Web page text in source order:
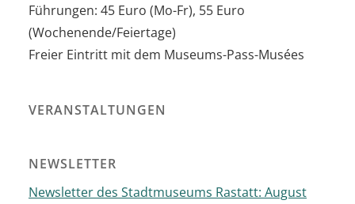
Führungen: 45 Euro (Mo-Fr), 55 Euro
(Wochenende/Feiertage)
Freier Eintritt mit dem Museums-Pass-Musées
VERANSTALTUNGEN
NEWSLETTER
Newsletter des Stadtmuseums Rastatt: August